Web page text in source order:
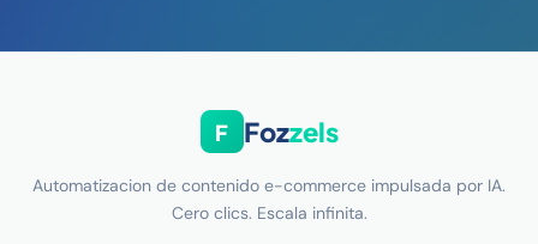
F Fozzels
Automatizacion de contenido e-commerce impulsada por IA.
Cero clics. Escala infinita.